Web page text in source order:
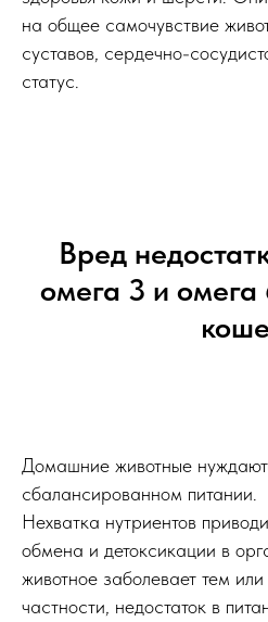
на общее самочувствие
суставов, сердечно-
статус.
Вред
омега 3 и омега
Домашние животные
сбалансированном питании.
Нехватка нутриентов
обмена и детоксикации в
животное заболевает тем
частности, недостаток в